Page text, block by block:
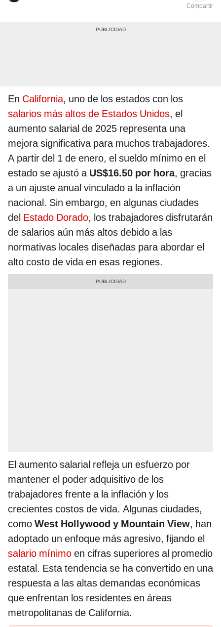
Compartir
En California, uno de los estados con los
salarios más altos de Estados Unidos, el
aumento salarial de 2025 representa una
mejora significativa para muchos trabajadores.
A partir del 1 de enero, el sueldo mínimo en el
estado se ajustó a US$16.50 por hora, gracias
a un ajuste anual vinculado a la inflación
nacional. Sin embargo, en algunas ciudades
del Estado Dorado, los trabajadores disfrutarán
de salarios aún más altos debido a las
normativas locales diseñadas para abordar el
alto costo de vida en esas regiones.
El aumento salarial refleja un esfuerzo por
mantener el poder adquisitivo de los
trabajadores frente a la inflación y los
crecientes costos de vida. Algunas ciudades,
como West Hollywood y Mountain View, han
adoptado un enfoque más agresivo, fijando el
salario mínimo en cifras superiores al promedio
estatal. Esta tendencia se ha convertido en una
respuesta a las altas demandas económicas
que enfrentan los residentes en áreas
metropolitanas de California.